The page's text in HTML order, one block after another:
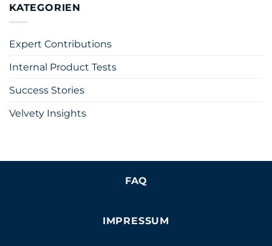
KATEGORIEN
Expert Contributions
Internal Product Tests
Success Stories
Velvety Insights
FAQ
IMPRESSUM